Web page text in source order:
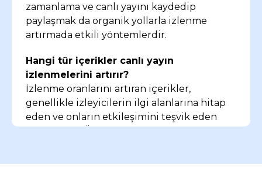
zamanlama ve canlı yayını kaydedip
paylaşmak da organik yollarla izlenme
artırmada etkili yöntemlerdir.
Hangi tür içerikler canlı yayın
izlenmelerini artırır?
İzlenme oranlarını artıran içerikler,
genellikle izleyicilerin ilgi alanlarına hitap
eden ve onların etkileşimini teşvik eden